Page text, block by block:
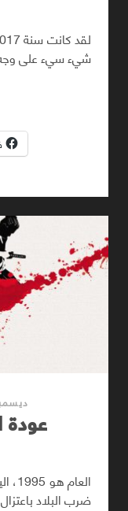
شيء سيء على
ديسمبر
عودة
ضرب البلاد